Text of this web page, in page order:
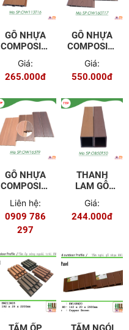
GỖ NHỰA
COMPOSITE
TRỜI
OW113T16
Giá:
265.000đ
GỖ NHỰA
COMPOSITE
TRỜI
OW160T17
Giá:
550.000đ
GỖ NHỰA
COMPOSITE
NGOÀI
TRỜI
OW165T9
Liên hệ:
0909 786
297
THANH
LAM GỖ
NHỰA
COMPOSITE
NGOÀI
Giá:
244.000đ